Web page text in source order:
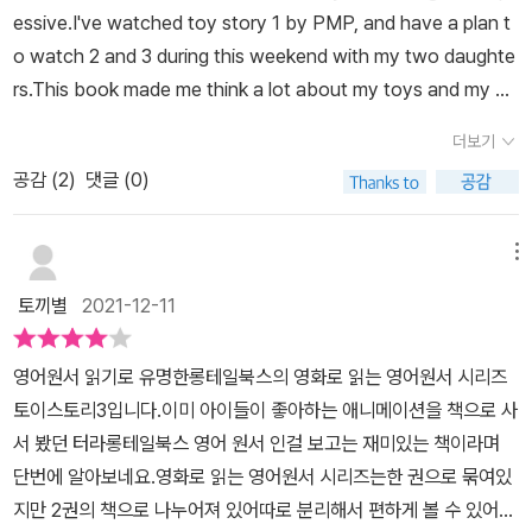
자막을 읽느냐고 생생한 장난감들의 목소리를 못들을 때 너무 아쉬웠
습니다.외국 영화를 보면 항상 느끼는 아쉬운 점이었죠.이 책은 토이
스트로 3를 기본으로 하는 스토리 북이에요.내용은 아시는 바와 같이
장난감들과 놀아주지 않게되어 장난감들은 새로운 환경을 맞이하게
됩니다.이 책은 영화의 내용을 바탕으로 아주 쉽고 간단하게 스크립
트를 이야기로 풀어놓았습니다.원서를 읽는게 부담이 되시는 분들도
쉽게 읽으실 수 있을 거에요.또한 워크북을 보면서 단어를 체크할 수
도 있구요.내가 얼마나 빨리 읽을 수 있는가 확인 할 수도 있답니다.오
디오 CD를 통해서 발음을 체크하며 들어볼 수 있는것도 장점이에요.
내가 읽는 발음이 정확한 것인지와 내용에 대한 이해를 다시 되새겨
볼 수 있어요.쉽고 재미있는 내용으로 영어를 공부가 아닌 즐길 수 있
도록 도와주는 책입니다.앤디의 친구들과 함께 즐겨보지 않으시겠어
요??
her good sub material to understand the book and save th
e time to search dictionary. I read this book in two days ho
wever my daughter was only focused on inside picture yet
-_-;;;.I read this book very carefully because I have to talk t
o speech the book to my daughter. I believe the best way
er, linked in a ircle, as heat balasted their faces.In moment
s, they would meet their end ... together 'this part was tou
ching me. But my daughter was not..버즈 발 밑에 써놓은 이름
찾기In case of Audio CD, I read book only one time audio C
D reminded me not the book but the movie. I think I should
read more the book repeatly. And I have to practice and do
acting like Buzz, Woody for my daughter even though the
speaker of MP3 is man.It took two days to read the book f
essive.I've watched toy story 1 by PMP, and have a plan t
o watch 2 and 3 during this weekend with my two daughte
rs.This book made me think a lot about my toys and my da
ouldbe happy if my children love their toys so much as And
y did. I have to understand them to play with toys and doll
s and other boxes and etc. all day long. Because that tells
me that theyare extremlyhealthy and grow well. I hope ma
mething.It will make them happy like me.
더보기
공감 (2) 댓글 (0)
토끼별 2021-12-11
영어원서 읽기로 유명한롱테일북스의 영화로 읽는 영어원서 시리즈
토이스토리3입니다.이미 아이들이 좋아하는 애니메이션을 책으로 사
서 봤던 터라롱테일북스 영어 원서 인걸 보고는 재미있는 책이라며
단번에 알아보네요.영화로 읽는 영어원서 시리즈는한 권으로 묶여있
지만 2권의 책으로 나누어져 있어따로 분리해서 편하게 볼 수 있어